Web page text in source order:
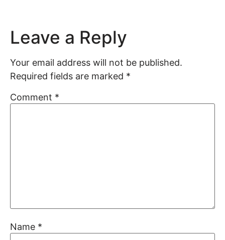
Leave a Reply
Your email address will not be published.
Required fields are marked *
Comment *
Name *